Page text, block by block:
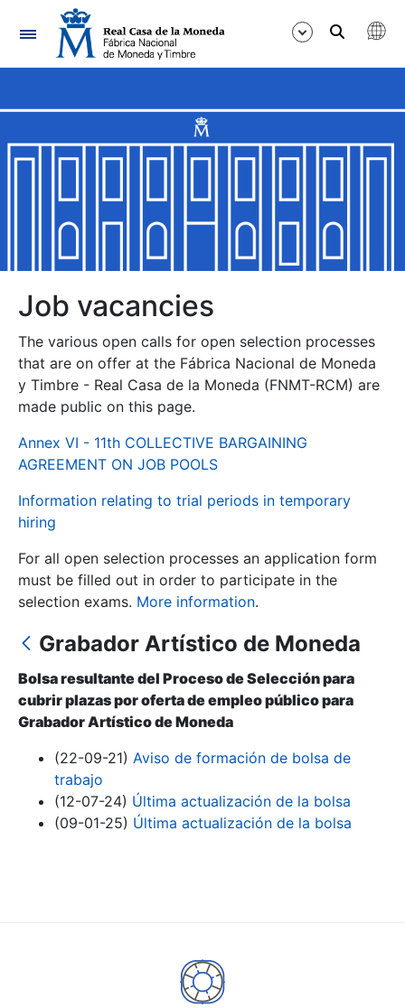
Navigation
Show/Hide
Show/Hide
Show/Hide
Show/Hide
Show/Hide
Show/Hide
Show/Hide
Show/Hide
Job vacancies
The various open calls for open selection processes
that are on offer at the Fábrica Nacional de Moneda
y Timbre - Real Casa de la Moneda (FNMT-RCM) are
made public on this page.
Annex VI - 11th COLLECTIVE BARGAINING
AGREEMENT ON JOB POOLS
Information relating to trial periods in temporary
hiring
For all open selection processes an application form
must be filled out in order to participate in the
selection exams. More information.
Grabador Artístico de Moneda
Bolsa resultante del Proceso de Selección para
cubrir plazas por oferta de empleo público para
Grabador Artístico de Moneda
(22-09-21) Aviso de formación de bolsa de
trabajo
(12-07-24) Última actualización de la bolsa
(09-01-25) Última actualización de la bolsa